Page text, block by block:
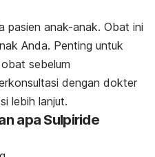
pasien anak-anak. Obat ini
Anda. Penting untuk
sebelum
dengan dokter
lebih lanjut.
apa Sulpiride